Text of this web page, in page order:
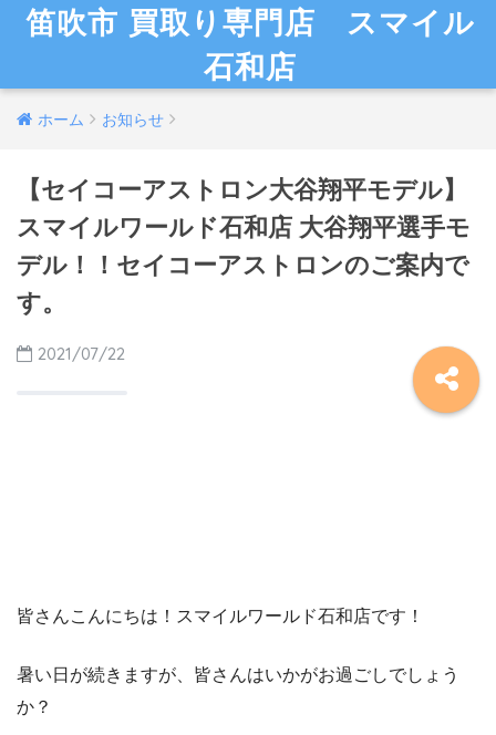
笛吹市 買取り専門店 スマイル
石和店
ホーム お知らせ
【セイコーアストロン大谷翔平モデル】
スマイルワールド石和店 大谷翔平選手モ
デル！！セイコーアストロンのご案内で
す。
2021/07/22
皆さんこんにちは！スマイルワールド石和店です！
暑い日が続きますが、皆さんはいかがお過ごしでしょう
か？